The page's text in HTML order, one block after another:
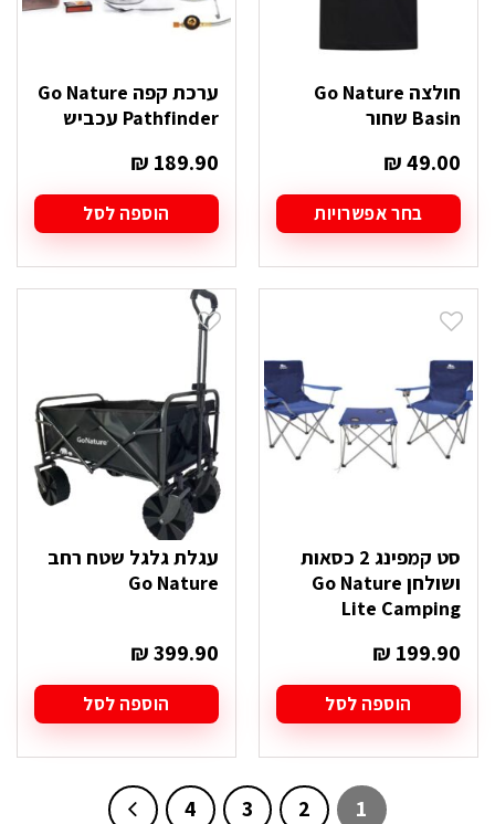
חולצה Go Nature
Basin שחור
₪49.00
בחר אפשרויות
זה
יש
סוגים.
לבחור
את
האפשרויות
בעמוד
המוצר
ערכת קפה Go Nature
Pathfinder עכביש
₪ 189.90
הוספה לסל
סט קמפינג 2 כסאות
ושולחן Go Nature
Lite Camping
₪ 199.90
הוספה לסל
עגלת גלגל שטח רחב
Go Nature
₪399.90
הוספה לסל
1
2
3
4